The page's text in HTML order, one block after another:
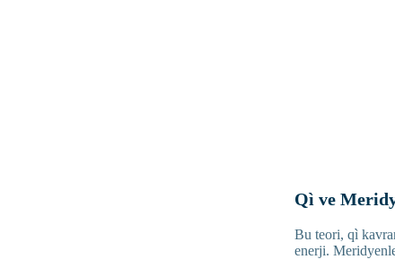
Qì ve
Bu teori, qì
enerji.